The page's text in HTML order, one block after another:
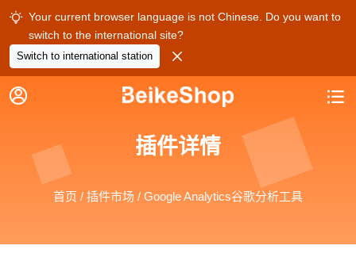
 Your current browser language is not Chinese. Do you want to
switch to the international site?
Switch to international station 
 
插件详情
首页 / 插件市场 / Google Analytics谷歌分析工具